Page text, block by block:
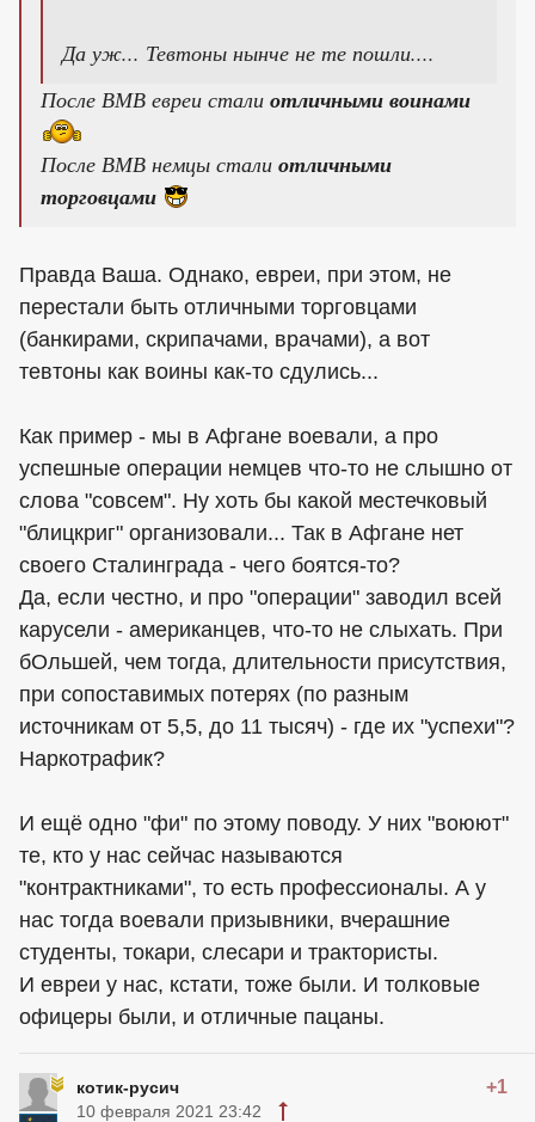
Да уж... Тевтоны нынче не те пошли....
После ВМВ евреи стали отличными воинами
После ВМВ немцы стали отличными
торговцами
Правда Ваша. Однако, евреи, при этом, не
перестали быть отличными торговцами
(банкирами, скрипачами, врачами), а вот
тевтоны как воины как-то сдулись...
Как пример - мы в Афгане воевали, а про
успешные операции немцев что-то не слышно от
слова "совсем". Ну хоть бы какой местечковый
"блицкриг" организовали... Так в Афгане нет
своего Сталинграда - чего боятся-то?
Да, если честно, и про "операции" заводил всей
карусели - американцев, что-то не слыхать. При
бОльшей, чем тогда, длительности присутствия,
при сопоставимых потерях (по разным
источникам от 5,5, до 11 тысяч) - где их "успехи"?
Наркотрафик?
И ещё одно "фи" по этому поводу. У них "воюют"
те, кто у нас сейчас называются
"контрактниками", то есть профессионалы. А у
нас тогда воевали призывники, вчерашние
студенты, токари, слесари и трактористы.
И евреи у нас, кстати, тоже были. И толковые
офицеры были, и отличные пацаны.
котик-русич +1
10 февраля 2021 23:42